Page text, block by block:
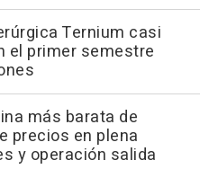
Ternium casi
el primer semestre
más barata de
precios en plena
y operación salida